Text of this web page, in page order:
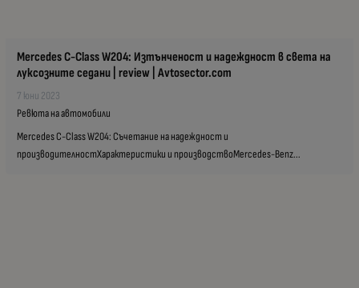
Mercedes C-Class W204: Изтънченост и надеждност в света на
луксозните седани | review | Avtosector.com
7 юни 2023
Ревюта на автомобили
Mercedes C-Class W204: Съчетание на надеждност и
производителностХарактеристики и производствоMercedes-Benz...